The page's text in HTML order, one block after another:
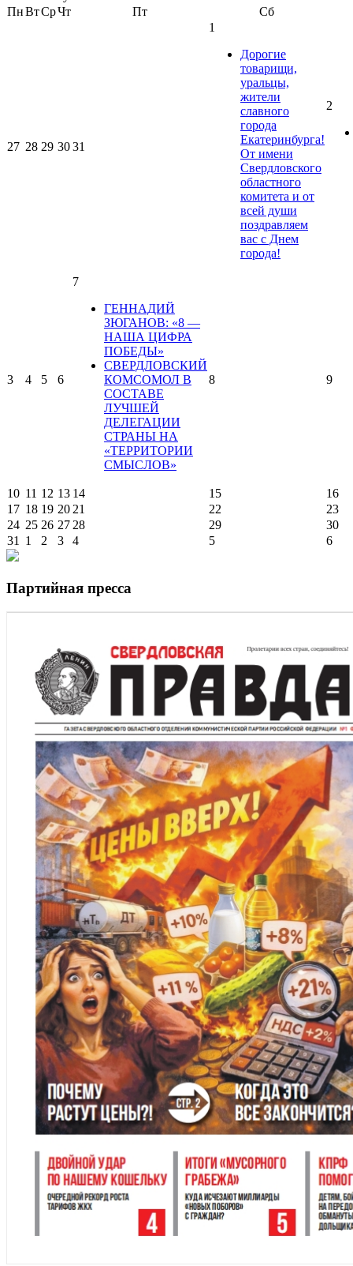
ПнВтСрЧт Пт Сб
27 28 29 3031
1
Дорогие
товарищи,
уральцы,
жители
славного
города
Екатеринбурга!
От имени
Свердловского
областного
комитета и от
всей души
поздравляем
вас с Днем
города!
2
3 4 5 6
7
ГЕННАДИЙ
ЗЮГАНОВ: «8 —
НАША ЦИФРА
ПОБЕДЫ»
СВЕРДЛОВСКИЙ
КОМСОМОЛ В
СОСТАВЕ
ЛУЧШЕЙ
ДЕЛЕГАЦИИ
СТРАНЫ НА
«ТЕРРИТОРИИ
СМЫСЛОВ»
8 9
10 11 12 13 14 15
16
17 18 19 20 21 22
23
24 25 26 27 28 29
30
31
1 2 3 4 5 6
Партийная пресса